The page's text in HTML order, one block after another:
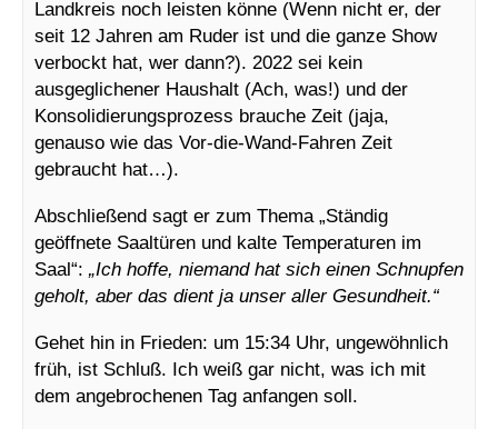
Landkreis noch leisten könne (Wenn nicht er, der
seit 12 Jahren am Ruder ist und die ganze Show
verbockt hat, wer dann?). 2022 sei kein
ausgeglichener Haushalt (Ach, was!) und der
Konsolidierungsprozess brauche Zeit (jaja,
genauso wie das Vor-die-Wand-Fahren Zeit
gebraucht hat…).
Abschließend sagt er zum Thema „Ständig
geöffnete Saaltüren und kalte Temperaturen im
Saal“: „Ich hoffe, niemand hat sich einen Schnupfen
geholt, aber das dient ja unser aller Gesundheit.“
Gehet hin in Frieden: um 15:34 Uhr, ungewöhnlich
früh, ist Schluß. Ich weiß gar nicht, was ich mit
dem angebrochenen Tag anfangen soll.